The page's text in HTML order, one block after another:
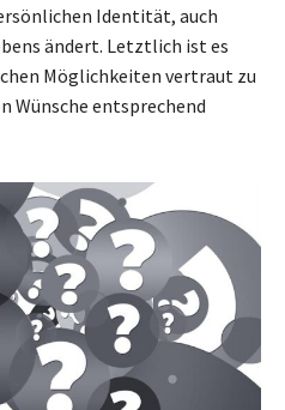
Identität, auch
ändert. Letztlich ist es
Möglichkeiten vertraut zu
Wünsche entsprechend